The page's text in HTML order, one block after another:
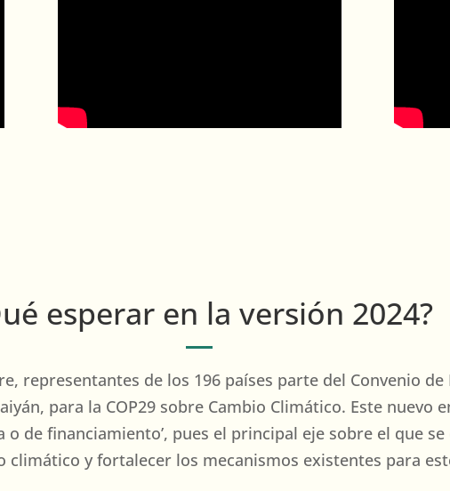
esperar en la versión 2024?
representantes de los 196 países parte del Convenio
para la COP29 sobre Cambio Climático. Este nuevo
o de financiamiento’, pues el principal eje sobre el que
y fortalecer los mecanismos existentes para